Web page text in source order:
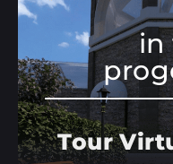
in
Tour